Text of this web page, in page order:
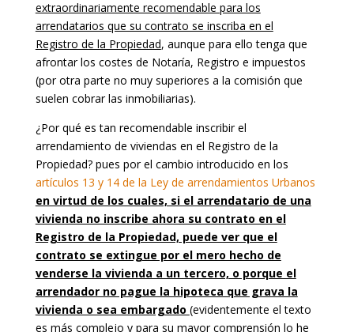
extraordinariamente recomendable para los
arrendatarios que su contrato se inscriba en el
Registro de la Propiedad, aunque para ello tenga que
afrontar los costes de Notaría, Registro e impuestos
(por otra parte no muy superiores a la comisión que
suelen cobrar las inmobiliarias).
¿Por qué es tan recomendable inscribir el
arrendamiento de viviendas en el Registro de la
Propiedad? pues por el cambio introducido en los
artículos 13 y 14 de la Ley de arrendamientos Urbanos
en virtud de los cuales, si el arrendatario de una
vivienda no inscribe ahora su contrato en el
Registro de la Propiedad, puede ver que el
contrato se extingue por el mero hecho de
venderse la vivienda a un tercero, o porque el
arrendador no pague la hipoteca que grava la
vivienda o sea embargado (evidentemente el texto
es más complejo y para su mayor comprensión lo he